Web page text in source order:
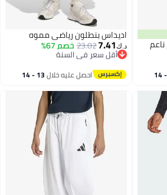
اديداس بنطلون رياضي مموه
د.ك‏ 7.41
23.02خصم 67%
أقل سعر في السنة
أقل سعر في السنة
احصل عليه خلال 13 - 14